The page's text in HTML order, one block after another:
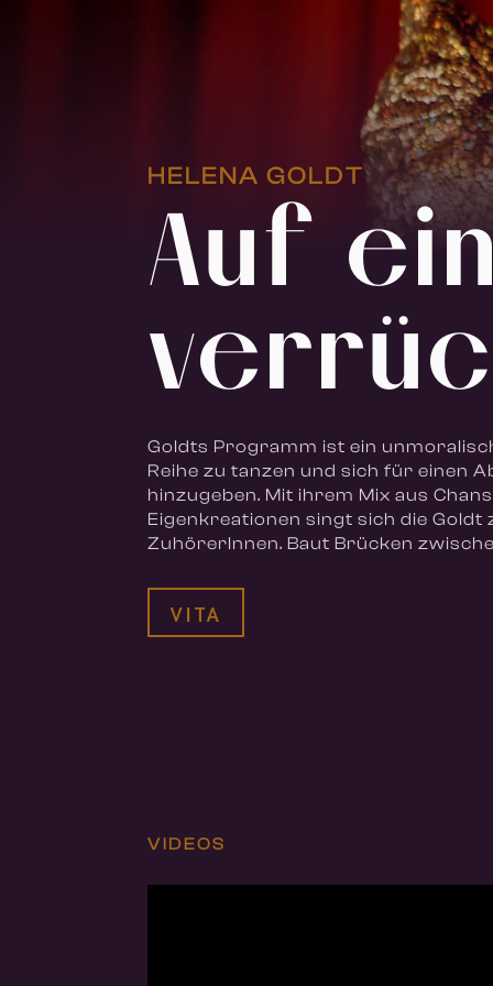
HELENA GOLDT
Auf
Goldts Programm ist ein
Reihe zu tanzen und sich für einen
hinzugeben. Mit ihrem Mix aus
Eigenkreationen singt sich die
ZuhörerInnen. Baut Brücken
VITA
VIDEOS